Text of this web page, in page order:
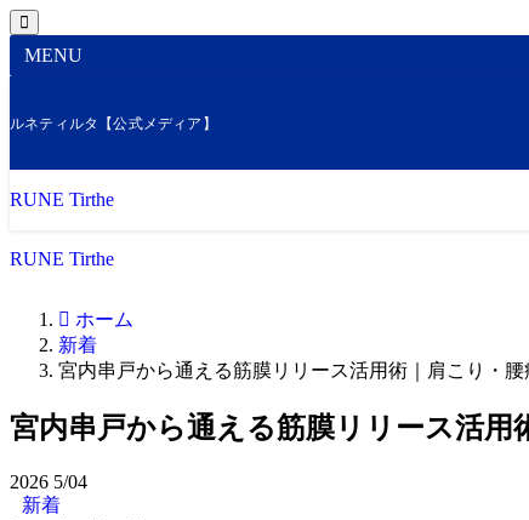
MENU
ルネティルタ【公式メディア】
RUNE Tirthe
RUNE Tirthe
ホーム
新着
宮内串戸から通える筋膜リリース活用術｜肩こり・
宮内串戸から通える筋膜リリース活
2026 5/04
新着